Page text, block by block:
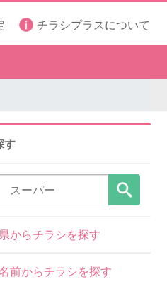
チラシプラスについて
新レグザが登場
す
からチラシを探す
前からチラシを探す